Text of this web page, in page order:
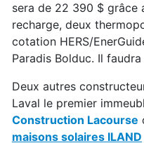
sera de 22 390 $ grâce
recharge, deux
cotation HERS/
Paradis Bolduc. Il
Deux autres
Laval le premier
Construction Lacourse
maisons solaires ILAND